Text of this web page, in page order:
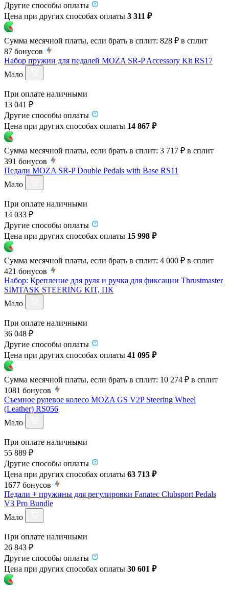
Другие способы оплаты
Цена при других способах оплаты 3 311 ₽
Сумма месячной платы, если брать в сплит: 828 ₽ в сплит
87 бонусов
Набор пружин для педалей MOZA SR-P Accessory Kit RS17
Мало
При оплате наличными
13 041 ₽
Другие способы оплаты
Цена при других способах оплаты 14 867 ₽
Сумма месячной платы, если брать в сплит: 3 717 ₽ в сплит
391 бонусов
Педали MOZA SR-P Double Pedals with Base RS11
Мало
При оплате наличными
14 033 ₽
Другие способы оплаты
Цена при других способах оплаты 15 998 ₽
Сумма месячной платы, если брать в сплит: 4 000 ₽ в сплит
421 бонусов
Набор: Крепление для руля и ручка для фиксации Thrustmaster
SIMTASK STEERING KIT, ПК
Мало
При оплате наличными
36 048 ₽
Другие способы оплаты
Цена при других способах оплаты 41 095 ₽
Сумма месячной платы, если брать в сплит: 10 274 ₽ в сплит
1081 бонусов
Съемное рулевое колесо MOZA GS V2P Steering Wheel
(Leather) RS056
Мало
При оплате наличными
55 889 ₽
Другие способы оплаты
Цена при других способах оплаты 63 713 ₽
1677 бонусов
Педали + пружины для регулировки Fanatec Clubsport Pedals
V3 Pro Bundle
Мало
При оплате наличными
26 843 ₽
Другие способы оплаты
Цена при других способах оплаты 30 601 ₽